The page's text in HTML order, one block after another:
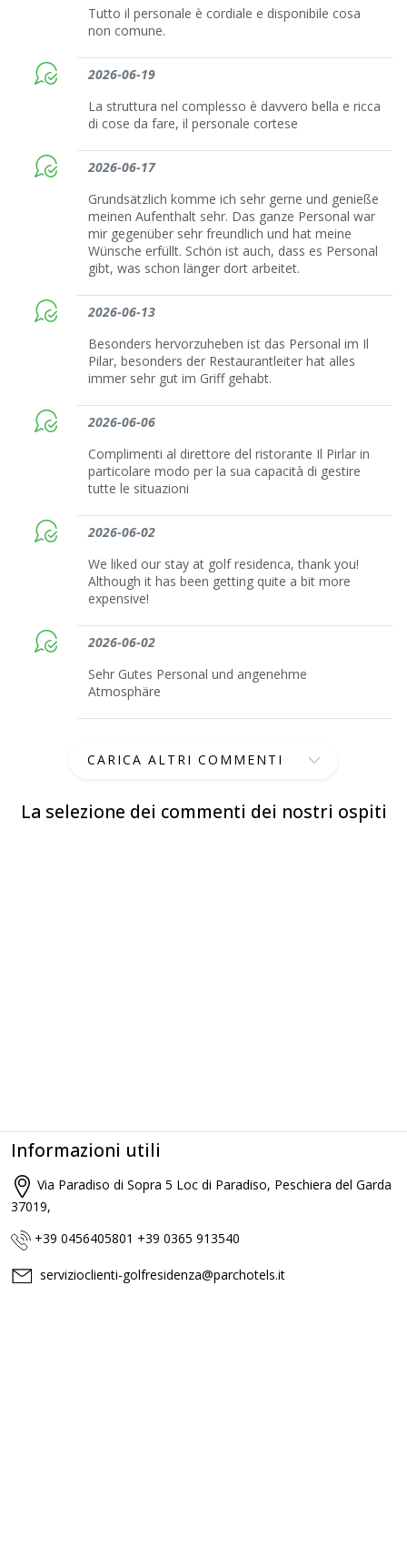
La selezione dei commenti dei nostri ospiti
Tutto il personale è cordiale e disponibile cosa
non comune.
2026-06-19
La struttura nel complesso è davvero bella e ricca
di cose da fare, il personale cortese
2026-06-17
Grundsätzlich komme ich sehr gerne und genieße
meinen Aufenthalt sehr. Das ganze Personal war
mir gegenüber sehr freundlich und hat meine
Wünsche erfüllt. Schön ist auch, dass es Personal
gibt, was schon länger dort arbeitet.
2026-06-13
Besonders hervorzuheben ist das Personal im Il
Pilar, besonders der Restaurantleiter hat alles
immer sehr gut im Griff gehabt.
2026-06-06
Complimenti al direttore del ristorante Il Pirlar in
particolare modo per la sua capacità di gestire
tutte le situazioni
2026-06-02
We liked our stay at golf residenca, thank you!
Although it has been getting quite a bit more
expensive!
2026-06-02
Sehr Gutes Personal und angenehme
Atmosphäre
CARICA ALTRI COMMENTI
Informazioni utili
Via Paradiso di Sopra 5 Loc di Paradiso, Peschiera del Garda
37019,
+39 0456405801 +39 0365 913540
servizioclienti-golfresidenza@parchotels.it